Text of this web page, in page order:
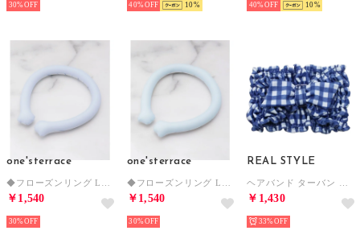
30% 40% 10 40% 10
one'sterrace
￥1,540
30%
one'sterrace
￥1,540
30%
REAL STYLE
￥1,430
33%